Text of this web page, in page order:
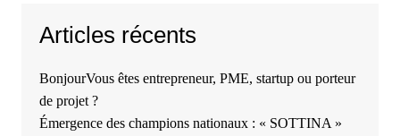
Articles récents
BonjourVous êtes entrepreneur, PME, startup ou porteur
de projet ?
Émergence des champions nationaux : « SOTTINA »